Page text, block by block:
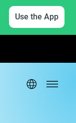
Use the App